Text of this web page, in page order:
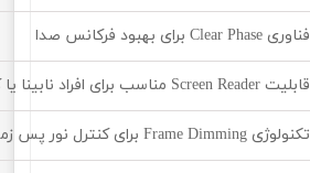
فناوری Clear Phase برای بهبود فرکانس صدا
قابلیت Screen Reader مناسب برای افراد نابینا یا کم بینا
تکنولوژی Frame Dimming برای کنترل نور پس زمینه و ارائه کنتراست تصویر